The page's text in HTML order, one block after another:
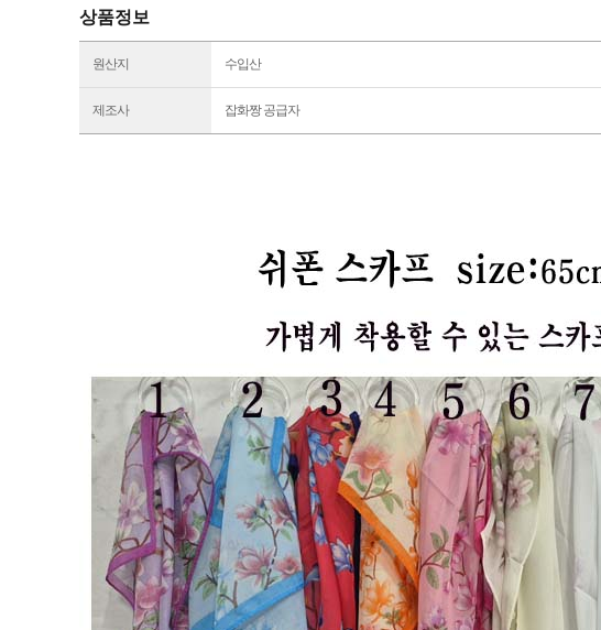
상품정보
원산지 수입산
제조사 잡화짱 공급자